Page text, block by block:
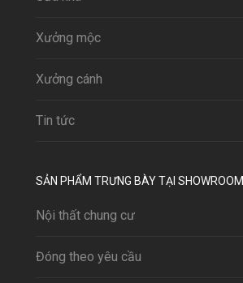
Xưởng mộc
Xưởng cánh
Tin tức
SẢN PHẨM TRƯNG BÀY TẠI SHOWROOM
Nội thất chung cư
Đóng theo yêu cầu